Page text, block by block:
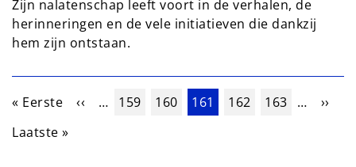
Zijn nalatenschap leeft voort in de verhalen, de
herinneringen en de vele initiatieven die dankzij
hem zijn ontstaan.
Paginering
Eerste pagina
« Eerste Vorige pagina
‹‹ … Pagina
159 Pagina
160 Huidige pagina
161 Pagina
162 Pagina
163 …
››
Laatste pagina
Laatste »